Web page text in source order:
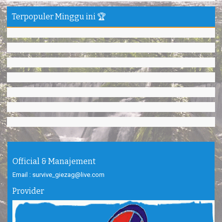
Haturnuhun kang Arief, Citumang seru!
Risna - Garut
Salam lestari!
Thanks!
Santoso - Kudus
Sudrajat - Kuningan
Nakata-Osaka Japan
Amazing palace
Terpopuler Minggu ini 🏆
Official & Manajement
Email : survive_giezag@live.com
Provider